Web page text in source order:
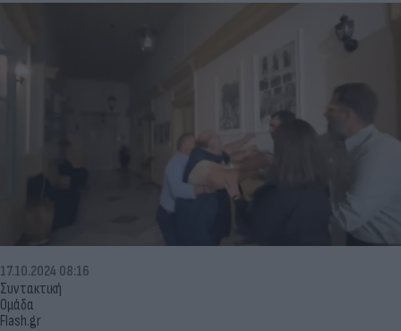
Συντακτική
Ομάδα
Flash.gr
17.10.2024 08:16